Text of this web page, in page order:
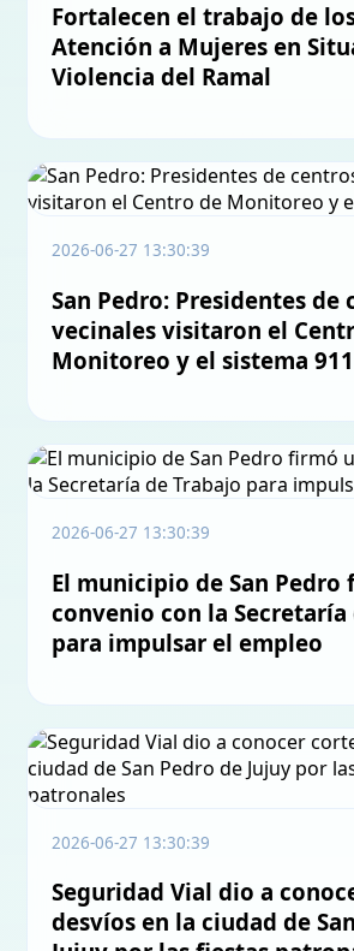
Fortalecen el trabajo de
Atención a Mujeres en
Violencia del Ramal
2026-06-27 13:30:39
San Pedro: Presidentes de
vecinales visitaron el
Monitoreo y el sistema 911
2026-06-27 13:30:39
El municipio de San Pedro
convenio con la Secretaría
para impulsar el empleo
2026-06-27 13:30:39
Seguridad Vial dio a
desvíos en la ciudad de